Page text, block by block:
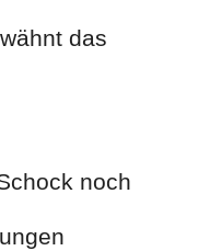
das
noch